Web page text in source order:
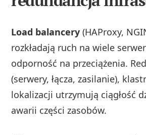
Load balancery (HAProxy,
rozkładają ruch na wiele
odporność na przeciążenia.
(serwery, łącza, zasilanie),
lokalizacji utrzymują ciągłość
awarii części zasobów.